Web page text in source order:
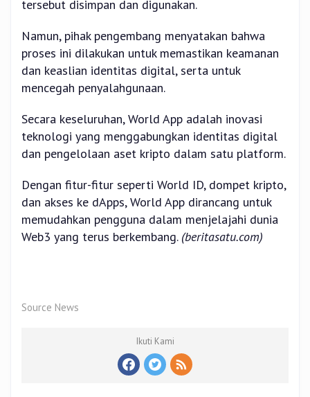
tersebut disimpan dan digunakan.
Namun, pihak pengembang menyatakan bahwa
proses ini dilakukan untuk memastikan keamanan
dan keaslian identitas digital, serta untuk
mencegah penyalahgunaan.
Secara keseluruhan, World App adalah inovasi
teknologi yang menggabungkan identitas digital
dan pengelolaan aset kripto dalam satu platform.
Dengan fitur-fitur seperti World ID, dompet kripto,
dan akses ke dApps, World App dirancang untuk
memudahkan pengguna dalam menjelajahi dunia
Web3 yang terus berkembang. (beritasatu.com)
Source News
Ikuti Kami